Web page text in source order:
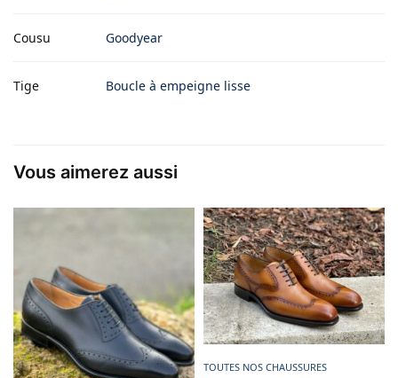
Cousu Goodyear
Tige Boucle à empeigne lisse
Vous aimerez aussi
Choix des options
TOUTES NOS CHAUSSURES